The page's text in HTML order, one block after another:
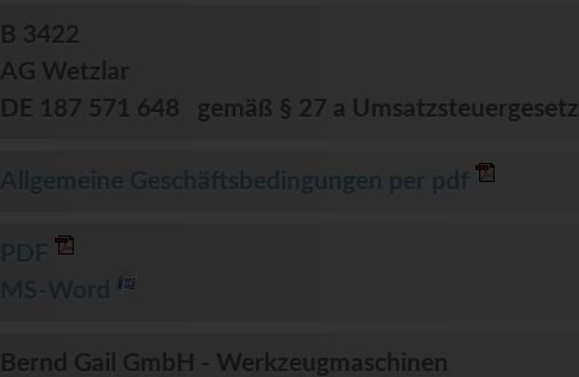
B 3422
AG Wetzlar
DE 187 571 648 gemäß § 27 a Umsatzsteuergesetz
Allgemeine Geschäftsbedingungen per pdf
PDF
MS-Word
Bernd Gail GmbH - Werkzeugmaschinen